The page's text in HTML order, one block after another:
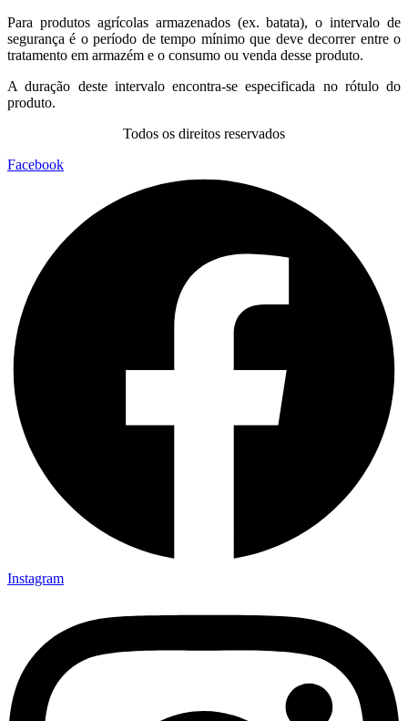
Para produtos agrícolas armazenados (ex. batata), o intervalo de
segurança é o período de tempo mínimo que deve decorrer entre o
tratamento em armazém e o consumo ou venda desse produto.
A duração deste intervalo encontra-se especificada no rótulo do
produto.
Todos os direitos reservados
Facebook
Instagram